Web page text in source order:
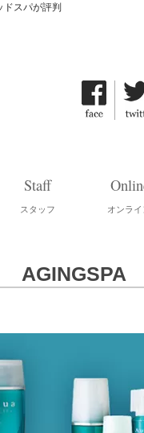
スパが評判
Staff
スタッフ オンラ
AGINGSPA